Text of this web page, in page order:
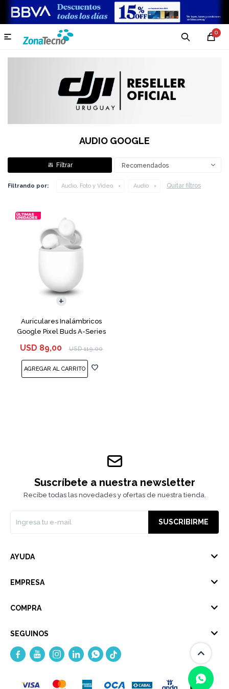
0

AUDIO GOOGLE
Recomendados
Filtrando por: Audio, Foto y Video Audio Quitar filtros
Auriculares Inalámbricos
Google Pixel Buds A-Series
USD 89,00 USD 119,00
Suscríbete a nuestra newsletter
Recibe todas las novedades y ofertas de nuestra tienda.
SUSCRIBIRME
AYUDA
EMPRESA
COMPRA
SEGUINOS
    